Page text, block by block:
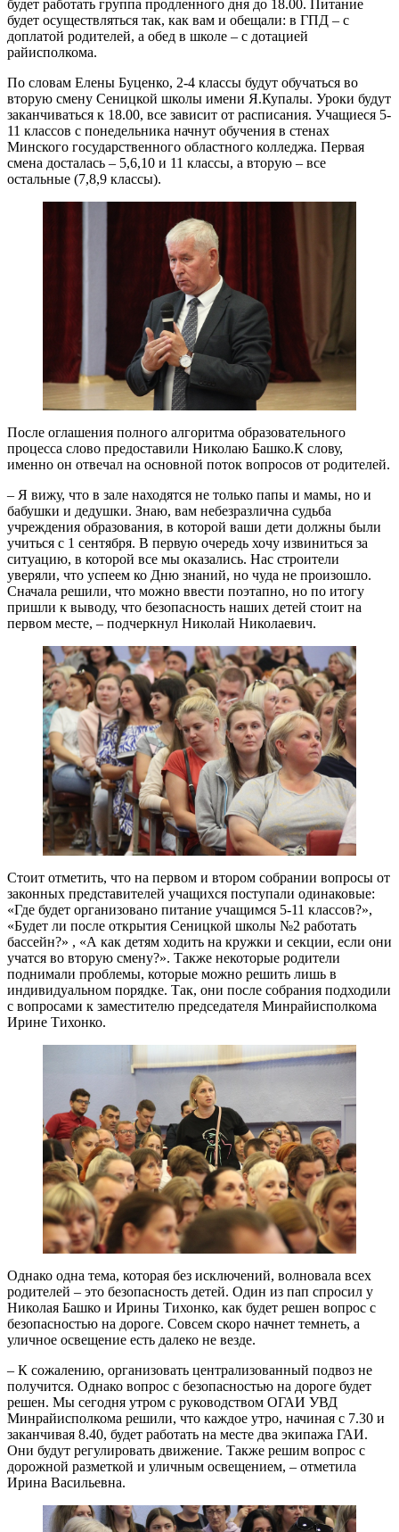
будет работать группа продленного дня до 18.00. Питание
будет осуществляться так, как вам и обещали: в ГПД – с
доплатой родителей, а обед в школе – с дотацией
райисполкома.
По словам Елены Буценко, 2-4 классы будут обучаться во
вторую смену Сеницкой школы имени Я.Купалы. Уроки будут
заканчиваться к 18.00, все зависит от расписания. Учащиеся 5-
11 классов с понедельника начнут обучения в стенах
Минского государственного областного колледжа. Первая
смена досталась – 5,6,10 и 11 классы, а вторую – все
остальные (7,8,9 классы).
После оглашения полного алгоритма образовательного
процесса слово предоставили Николаю Башко.К слову,
именно он отвечал на основной поток вопросов от родителей.
– Я вижу, что в зале находятся не только папы и мамы, но и
бабушки и дедушки. Знаю, вам небезразлична судьба
учреждения образования, в которой ваши дети должны были
учиться с 1 сентября. В первую очередь хочу извиниться за
ситуацию, в которой все мы оказались. Нас строители
уверяли, что успеем ко Дню знаний, но чуда не произошло.
Сначала решили, что можно ввести поэтапно, но по итогу
пришли к выводу, что безопасность наших детей стоит на
первом месте, – подчеркнул Николай Николаевич.
Стоит отметить, что на первом и втором собрании вопросы от
законных представителей учащихся поступали одинаковые:
«Где будет организовано питание учащимся 5-11 классов?»,
«Будет ли после открытия Сеницкой школы №2 работать
бассейн?» , «А как детям ходить на кружки и секции, если они
учатся во вторую смену?». Также некоторые родители
поднимали проблемы, которые можно решить лишь в
индивидуальном порядке. Так, они после собрания подходили
с вопросами к заместителю председателя Минрайисполкома
Ирине Тихонко.
Однако одна тема, которая без исключений, волновала всех
родителей – это безопасность детей. Один из пап спросил у
Николая Башко и Ирины Тихонко, как будет решен вопрос с
безопасностью на дороге. Совсем скоро начнет темнеть, а
уличное освещение есть далеко не везде.
– К сожалению, организовать централизованный подвоз не
получится. Однако вопрос с безопасностью на дороге будет
решен. Мы сегодня утром с руководством ОГАИ УВД
Минрайисполкома решили, что каждое утро, начиная с 7.30 и
заканчивая 8.40, будет работать на месте два экипажа ГАИ.
Они будут регулировать движение. Также решим вопрос с
дорожной разметкой и уличным освещением, – отметила
Ирина Васильевна.